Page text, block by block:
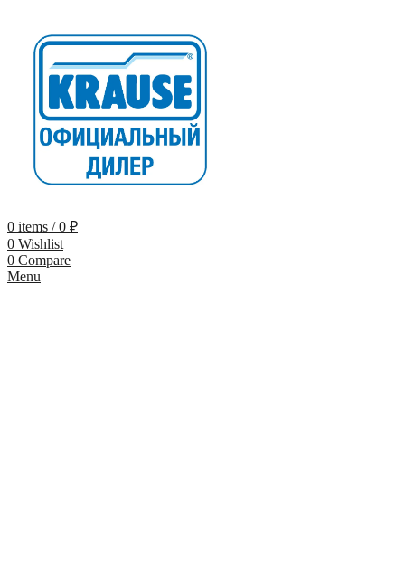
0 items / 0 ₽
0 Wishlist
0 Compare
Menu